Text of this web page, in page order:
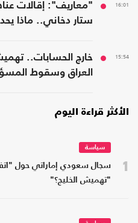
16:01
"معاريف": إقالات
ستار دخاني.. ماذا
15:54
خارج الحسابات..
العراق وسقوط
الأكثر قراءة اليوم
1
سياسة
سجال سعودي إماراتي حول
"تهميش الخليج؟"